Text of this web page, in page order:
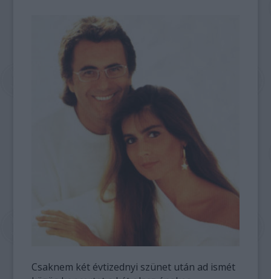
Csaknem két évtizednyi szünet után ad ismét